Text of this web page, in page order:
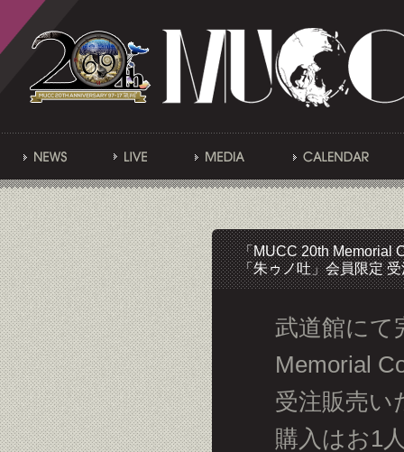
「MUCC 20th Memorial
「朱ゥノ吐」会員限定
武道館にて
Memorial
受注販売い
購入はお1